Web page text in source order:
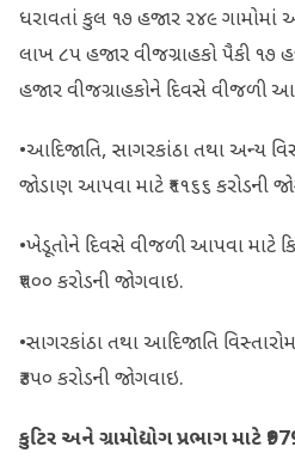
ધરાવતાં કુલ ૧૭ હજાર ૨૪૯
લાખ ૮૫ હજાર વીજગ્રાહકો પૈકી ૧૭
હજાર વીજગ્રાહકોને દિવસે વીજળી
•આદિજાતિ, સાગરકાંઠા તથા અન્ય
જોડાણ આપવા માટે ₹૧૧૬૬ કરોડની
•ખેડૂતોને દિવસે વીજળી આપવા માટે
₹૫૦૦ કરોડની જોગવાઇ.
•સાગરકાંઠા તથા આદિજાતિ
₹૩૫૦ કરોડની જોગવાઇ.
કુટિર અને ગ્રામોદ્યોગ પ્રભાગ માટે